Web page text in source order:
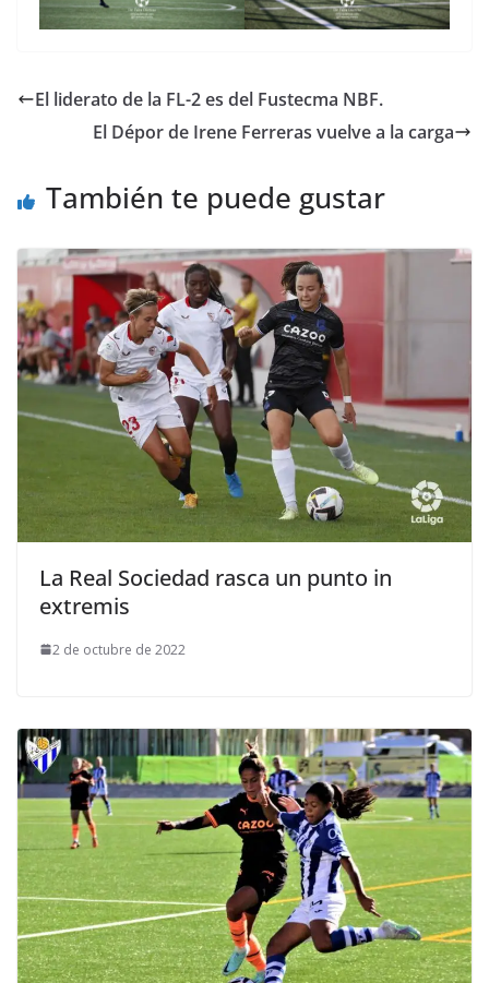
El liderato de la FL-2 es del Fustecma NBF.
El Dépor de Irene Ferreras vuelve a la carga
También te puede gustar
La Real Sociedad rasca un punto in
extremis
2 de octubre de 2022